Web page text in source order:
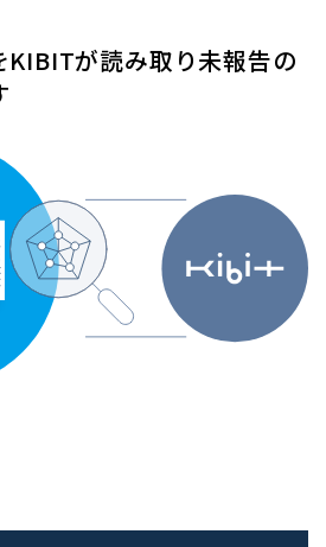
KIBITが読み取り未報告の